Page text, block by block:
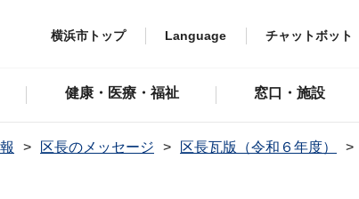
横浜市トップ Language チャットボット
健康・医療・福祉 窓口・施設
区長のメッセージ
区長瓦版（令和６年度）